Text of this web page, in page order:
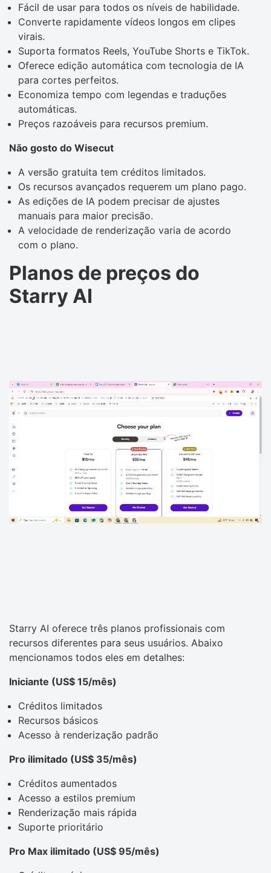
Fácil de usar para todos os níveis de habilidade.
Converte rapidamente vídeos longos em clipes
virais.
Suporta formatos Reels, YouTube Shorts e TikTok.
Oferece edição automática com tecnologia de IA
para cortes perfeitos.
Economiza tempo com legendas e traduções
automáticas.
Preços razoáveis ​​para recursos premium.
Não gosto do Wisecut
A versão gratuita tem créditos limitados.
Os recursos avançados requerem um plano pago.
As edições de IA podem precisar de ajustes
manuais para maior precisão.
A velocidade de renderização varia de acordo
com o plano.
Planos de preços do
Starry AI
Starry AI oferece três planos profissionais com
recursos diferentes para seus usuários. Abaixo
mencionamos todos eles em detalhes:
Iniciante (US$ 15/mês)
Créditos limitados
Recursos básicos
Acesso à renderização padrão
Pro ilimitado (US$ 35/mês)
Créditos aumentados
Acesso a estilos premium
Renderização mais rápida
Suporte prioritário
Pro Max ilimitado (US$ 95/mês)